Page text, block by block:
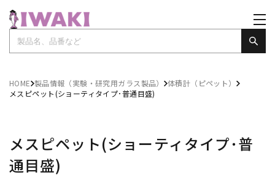
HOME 製品情報（実験・研究用ガラス製品）
体積計（ピペット）
メスピペット(ショーティタイプ･普通目盛)
メスピペット(ショーティタイプ･普
通目盛)